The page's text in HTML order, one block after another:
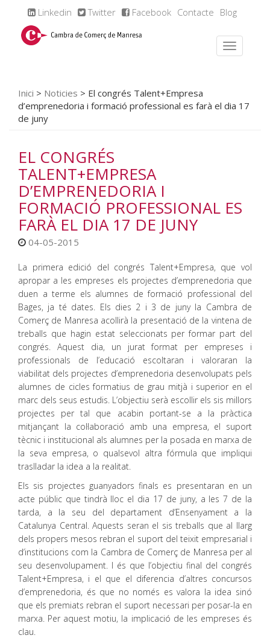
Linkedin Twitter Facebook Contacte Blog
Inici > Noticies > El congrés Talent+Empresa
d’emprenedoria i formació professional es farà el dia 17
de juny
EL CONGRÉS
TALENT+EMPRESA
D’EMPRENEDORIA I
FORMACIÓ PROFESSIONAL ES
FARÀ EL DIA 17 DE JUNY
04-05-2015
La primera edició del congrés Talent+Empresa, que vol
apropar a les empreses els projectes d’emprenedoria que
duen a terme els alumnes de formació professional del
Bages, ja té dates. Els dies 2 i 3 de juny la Cambra de
Comerç de Manresa acollirà la presentació de la vintena de
treballs que hagin estat seleccionats per formar part del
congrés. Aquest dia, un jurat format per empreses i
professionals de l’educació escoltaran i valoraran la
viabilitat dels projectes d’emprenedoria desenvolupats pels
alumnes de cicles formatius de grau mitjà i superior en el
marc dels seus estudis. L’objectiu serà escollir els sis millors
projectes per tal que acabin portant-se a la pràctica
mitjançant la col·laboració amb una empresa, el suport
tècnic i institucional als alumnes per la posada en marxa de
la seva empresa, o qualsevol altra fórmula que impliqui
traslladar la idea a la realitat.
Els sis projectes guanyadors finals es presentaran en un
acte públic que tindrà lloc el dia 17 de juny, a les 7 de la
tarda, a la seu del departament d’Ensenyament a la
Catalunya Central. Aquests seran el sis treballs que al llarg
dels propers mesos rebran el suport del teixit empresarial i
d’institucions com la Cambra de Comerç de Manresa per al
seu desenvolupament. I és que l’objectiu final del congrés
Talent+Empresa, i el que el diferencia d’altres concursos
d’emprenedoria, és que no només es valora la idea sinó
que els premiats rebran el suport necessari per posar-la en
marxa. Per aquest motiu, la implicació de les empreses és
clau.